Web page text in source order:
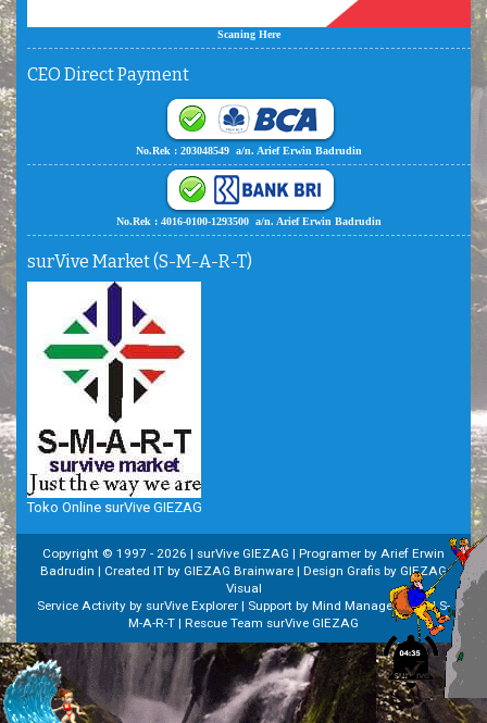
Scaning Here
CEO Direct Payment
No.Rek : 203048549 a/n. Arief Erwin Badrudin
No.Rek : 4016-0100-1293500 a/n. Arief Erwin Badrudin
surVive Market (S-M-A-R-T)
Toko Online surVive GIEZAG
Copyright © 1997 - 2026 | surVive GIEZAG | Programer by Arief Erwin
Badrudin | Created IT by GIEZAG Brainware | Design Grafis by GIEZAG
Visual
Service Activity by surVive Explorer | Support by Mind Managemenet | S-
M-A-R-T | Rescue Team surVive GIEZAG